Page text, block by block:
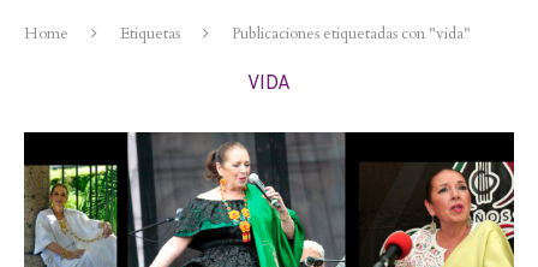
Home Etiquetas Publicaciones etiquetadas con "vida"
VIDA